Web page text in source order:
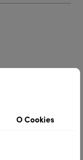
O Cookies